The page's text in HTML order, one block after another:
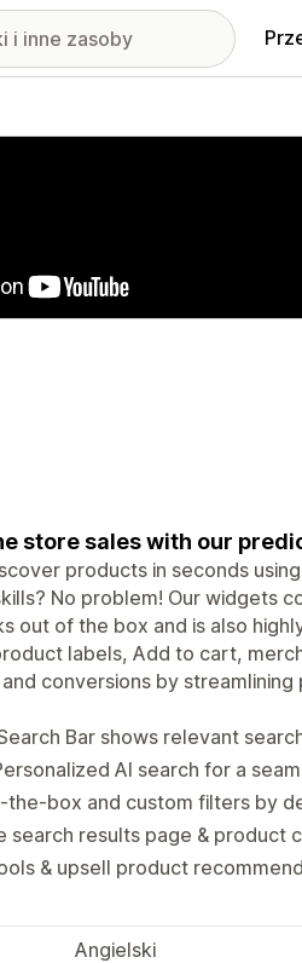
galerii
store sales with our
products in seconds
No problem! Our widgets
out of the box and is also
labels, Add to cart,
conversions by
Bar shows relevant
AI search for a
the-box and custom filters by
search results page & product
& upsell product
Angielski